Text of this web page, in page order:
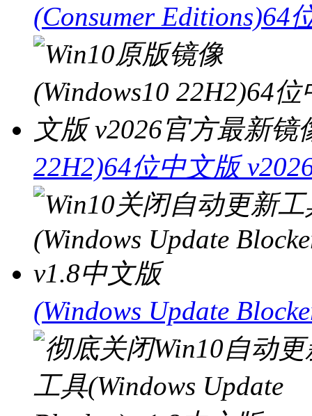
(Consumer Editions)64
22H2)64位中文版
(Windows Update